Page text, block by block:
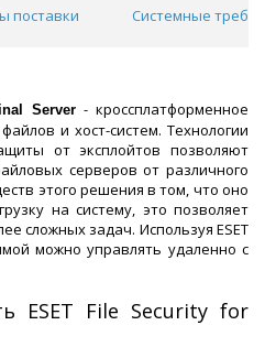
поставки Системные
Server- кроссплатформенное
и хост-систем. Технологии
от эксплойтов позволяют
серверов от различного
этого решения в том, что оно
на систему, это позволяет
сложных задач. Используя ESET
можно управлять удаленно с
ESET File Security for